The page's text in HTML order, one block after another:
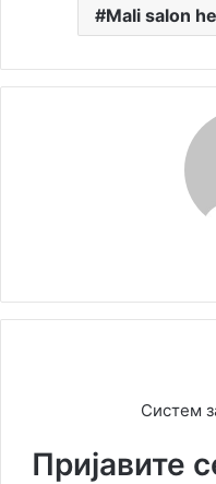
Mali salon
Систем
Пријавите